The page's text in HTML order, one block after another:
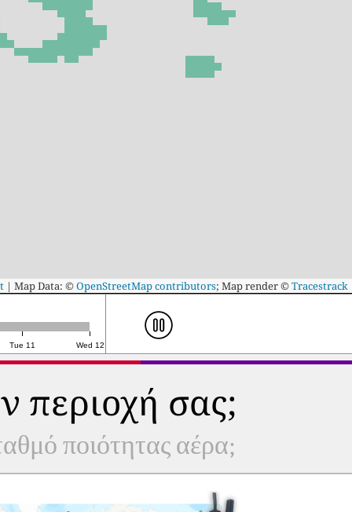
| Map Data: ©OpenStreetMap contributors; Map render ©Tracestrack
Tue 11 Wed 12
περιοχή σας;
ποιότητας αέρα;